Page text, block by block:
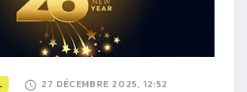
27 DÉCEMBRE 2025, 12:52